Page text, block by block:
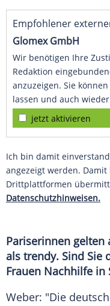
Empfohlener
Glomex GmbH
Wir benötigen Ihre
Redaktion
anzuzeigen. Sie
lassen und auch
jetzt aktivieren
Ich bin damit
angezeigt werden.
Drittplattformen
Datenschutzhinweisen.
Pariserinnen gelten
als trendy. Sind Sie
Frauen Nachhilfe in
Weber: "Die